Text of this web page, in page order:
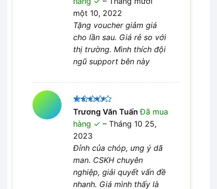
45 sao
một 10, 2022
Tặng voucher giảm giá
cho lần sau. Giá rẻ so với
thị trường. Mình thích đội
ngũ support bên này
Được
xếp hạng
45 sao
Trương Văn TuấnĐã mua
hàng
– Tháng 10 25,
2023
Đỉnh của chóp, ưng ý dã
man. CSKH chuyên
nghiệp, giải quyết vấn đề
nhanh. Giá mình thấy là